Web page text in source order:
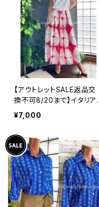
【アウトレットSALE返品交
換不可8/20まで】イタリア
製インポート セットアップド
レス｜ロングスカート＆カッ
y/ホワイト＆レッド(S)(M)
(L)(XL)
¥7,000